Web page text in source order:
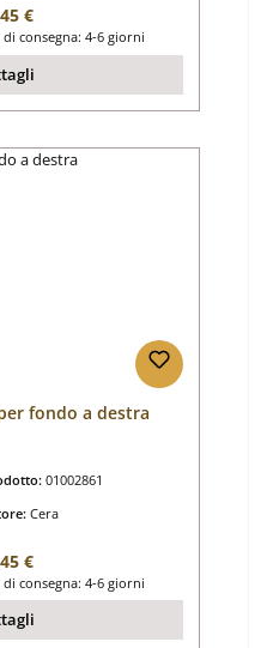
normale:
€
consegna: 4-6 giorni
fondo a destra
01002861
Cera
normale:
€
consegna: 4-6 giorni